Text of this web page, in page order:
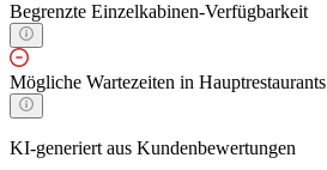
Begrenzte Einzelkabinen-Verfügbarkeit
Mögliche Wartezeiten in Hauptrestaurants
KI-generiert aus Kundenbewertungen